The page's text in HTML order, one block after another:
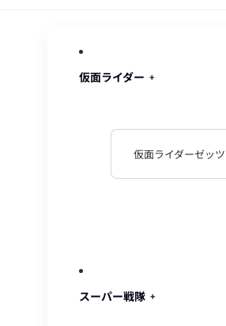
仮面ライダー
仮面ライダーゼッツ
スーパー戦隊